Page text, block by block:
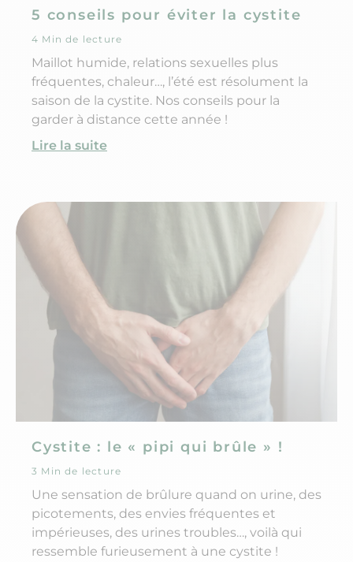
5 conseils pour éviter la cystite
4 Min de lecture
Maillot humide, relations sexuelles plus
fréquentes, chaleur…, l’été est résolument la
saison de la cystite. Nos conseils pour la
garder à distance cette année !
Lire la suite
Cystite : le « pipi qui brûle » !
3 Min de lecture
Une sensation de brûlure quand on urine, des
picotements, des envies fréquentes et
impérieuses, des urines troubles…, voilà qui
ressemble furieusement à une cystite !